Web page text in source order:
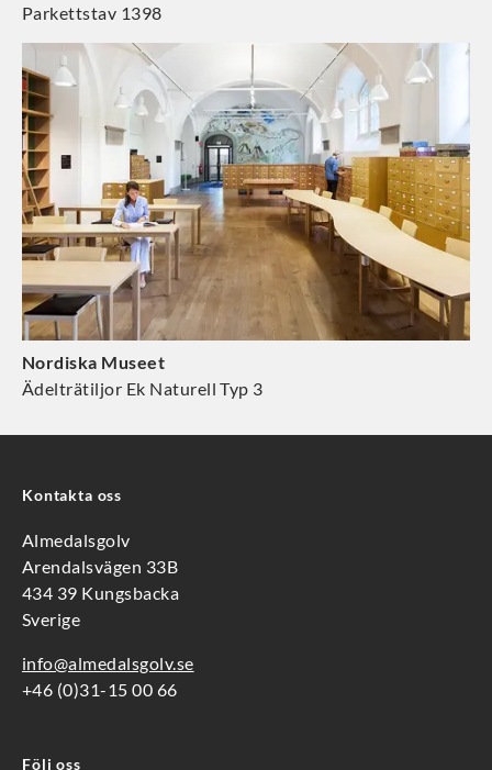
Parkettstav 1398
Nordiska Museet
Ädelträtiljor Ek Naturell Typ 3
Kontakta oss
Almedalsgolv
Arendalsvägen 33B
434 39 Kungsbacka
Sverige
info@almedalsgolv.se
+46 (0)31-15 00 66
Följ oss